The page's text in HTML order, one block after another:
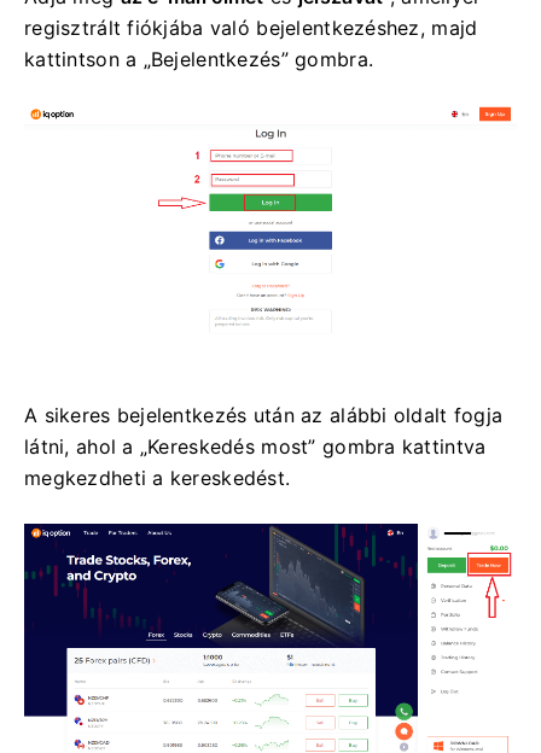
regisztrált fiókjába való bejelentkezéshez, majd
kattintson a „Bejelentkezés” gombra.
A sikeres bejelentkezés után az alábbi oldalt fogja
látni, ahol a „Kereskedés most” gombra kattintva
megkezdheti a kereskedést.